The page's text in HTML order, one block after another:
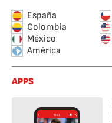
España
Colombia
México
América
APPS